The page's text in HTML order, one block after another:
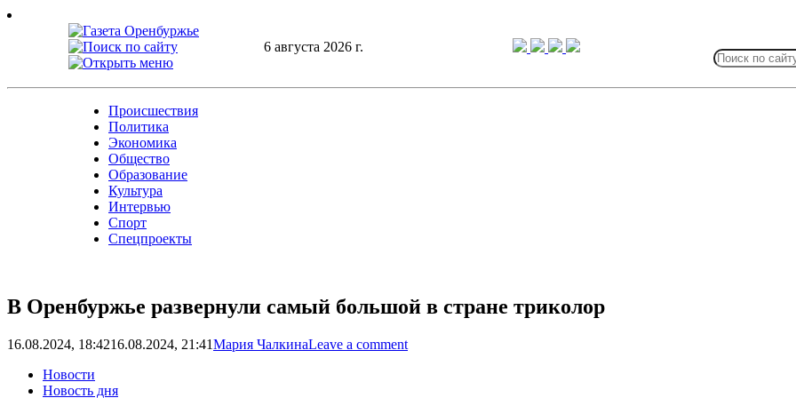
Skip
6 августа 2026 г.
for:
Происшествия
Политика
Экономика
Общество
Образование
Культура
Интервью
Спорт
Спецпроекты
В Оренбуржье развернули самый большой в стране триколор
16.08.2024, 18:4216.08.2024, 21:41Мария ЧалкинаLeave a comment
Новости
Новость дня